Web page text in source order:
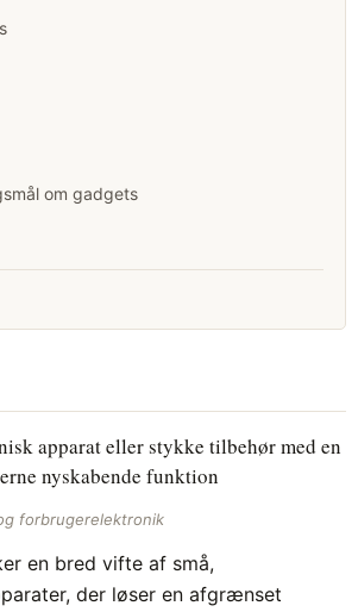
apparat eller stykke tilbehør med en
nyskabende funktion
forbrugerelektronik
en bred vifte af små,
der løser en afgrænset
om gadgets